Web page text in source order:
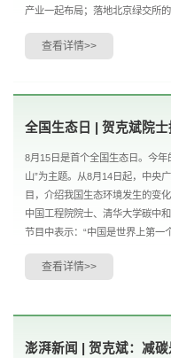
产业一起布局；落地北京绿交所
查看详情>>
全国生态日 | 贺克斌院
8月15日是首个全国生态日。今
山”为主题。从8月14日起，中央
目，介绍我国生态环境发生的变
中国工程院院士、清华大学碳中
节目中表示：“中国是世界上第一
查看详情>>
澎湃新闻 | 贺克斌：减